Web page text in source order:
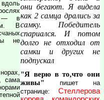
— в
В
не
сама
они бегают. Я видела
как 2 самца дрались за
самку. Победитель
спариался. И потом
долго не отходил от
самки и других не
подпускал
"Я верю в то,что они
живы" пишет на
странице: Стеллерова